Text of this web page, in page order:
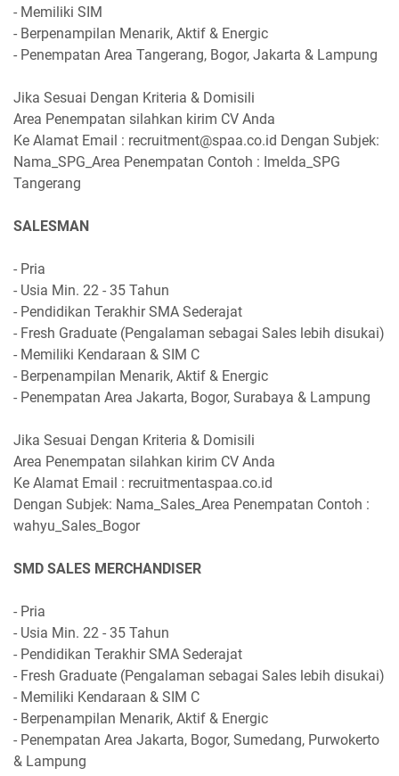
- Memiliki SIM
- Berpenampilan Menarik, Aktif & Energic
- Penempatan Area Tangerang, Bogor, Jakarta & Lampung
Jika Sesuai Dengan Kriteria & Domisili
Area Penempatan silahkan kirim CV Anda
Ke Alamat Email : recruitment@spaa.co.id Dengan Subjek:
Nama_SPG_Area Penempatan Contoh : Imelda_SPG
Tangerang
SALESMAN
- Pria
- Usia Min. 22 - 35 Tahun
- Pendidikan Terakhir SMA Sederajat
- Fresh Graduate (Pengalaman sebagai Sales lebih disukai)
- Memiliki Kendaraan & SIM C
- Berpenampilan Menarik, Aktif & Energic
- Penempatan Area Jakarta, Bogor, Surabaya & Lampung
Jika Sesuai Dengan Kriteria & Domisili
Area Penempatan silahkan kirim CV Anda
Ke Alamat Email : recruitmentaspaa.co.id
Dengan Subjek: Nama_Sales_Area Penempatan Contoh :
wahyu_Sales_Bogor
SMD SALES MERCHANDISER
- Pria
- Usia Min. 22 - 35 Tahun
- Pendidikan Terakhir SMA Sederajat
- Fresh Graduate (Pengalaman sebagai Sales lebih disukai)
- Memiliki Kendaraan & SIM C
- Berpenampilan Menarik, Aktif & Energic
- Penempatan Area Jakarta, Bogor, Sumedang, Purwokerto
& Lampung